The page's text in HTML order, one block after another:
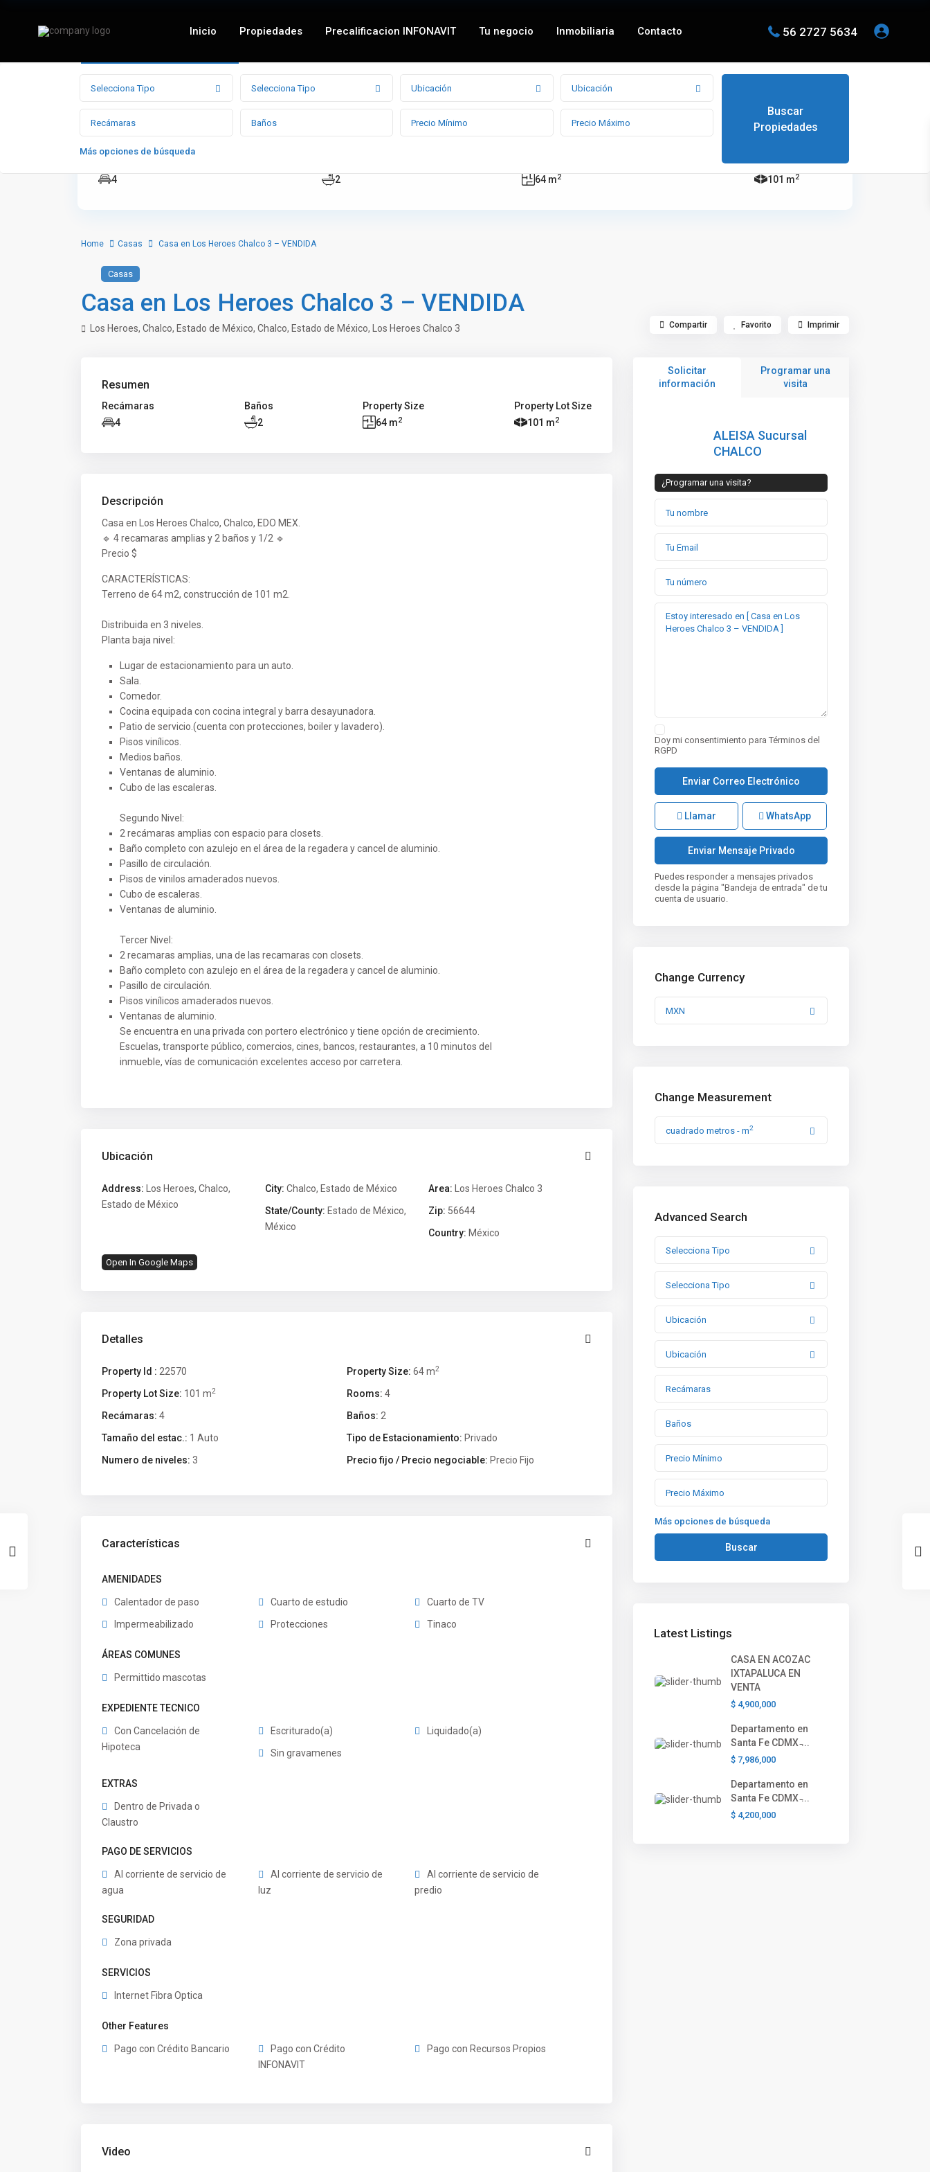
Inicio Propiedades Precalificacion INFONAVIT Tu negocio Inmobiliaria Contacto 56 2727 5634
Selecciona Tipo Selecciona Tipo Ubicación Ubicación
Más opciones de búsqueda
4
2
64 m2
Property Lot Size
101 m2
Home Casas Casa en Los Heroes Chalco 3 – VENDIDA
Casas
Casa en Los Heroes Chalco 3 – VENDIDA
Los Heroes, Chalco, Estado de México, Chalco, Estado de México, Los Heroes Chalco 3 Compartir Favorito Imprimir
Resumen
Recámaras
4
Baños
2
Property Size
64 m2
Property Lot Size
101 m2
Descripción
Casa en Los Heroes Chalco, Chalco, EDO MEX.
🔹 4 recamaras amplias y 2 baños y 1/2 🔹
Precio $
CARACTERÍSTICAS:
Terreno de 64 m2, construcción de 101 m2.
Distribuida en 3 niveles.
Planta baja nivel:
Lugar de estacionamiento para un auto.
Sala.
Comedor.
Cocina equipada con cocina integral y barra desayunadora.
Patio de servicio.(cuenta con protecciones, boiler y lavadero).
Pisos vinílicos.
Medios baños.
Ventanas de aluminio.
Cubo de las escaleras.
Segundo Nivel:
2 recámaras amplias con espacio para closets.
Baño completo con azulejo en el área de la regadera y cancel de aluminio.
Pasillo de circulación.
Pisos de vinilos amaderados nuevos.
Cubo de escaleras.
Ventanas de aluminio.
Tercer Nivel:
2 recamaras amplias, una de las recamaras con closets.
Baño completo con azulejo en el área de la regadera y cancel de aluminio.
Pasillo de circulación.
Pisos vinílicos amaderados nuevos.
Ventanas de aluminio.
Se encuentra en una privada con portero electrónico y tiene opción de crecimiento.
Escuelas, transporte público, comercios, cines, bancos, restaurantes, a 10 minutos del
inmueble, vías de comunicación excelentes acceso por carretera.
Ubicación
Address: Los Heroes, Chalco,
Estado de México
City: Chalco, Estado de México Area:
Los Heroes Chalco 3
State/County: Estado de México,
México
Zip: 56644
Country: México
Open In Google Maps
Detalles
Property Id : 22570 Property Size: 64 m2
Property Lot Size: 101 m2 Rooms: 4
Recámaras: 4 Baños: 2
Tamaño del estac.: 1 Auto Tipo de Estacionamiento: Privado
Numero de niveles: 3 Precio fijo / Precio negociable: Precio Fijo
Características
AMENIDADES
Calentador de paso Cuarto de estudio
Cuarto de TV
Impermeabilizado
Protecciones Tinaco
ÁREAS COMUNES
Permittido mascotas
EXPEDIENTE TECNICO
Con Cancelación de
Hipoteca
Escriturado(a)
Liquidado(a)
Sin gravamenes
EXTRAS
Dentro de Privada o
Claustro
PAGO DE SERVICIOS
Al corriente de servicio de
agua
Al corriente de servicio de
luz
Al corriente de servicio de
predio
SEGURIDAD
Zona privada
SERVICIOS
Internet Fibra Optica
Other Features
Pago con Crédito Bancario
Pago con Crédito
INFONAVIT
Pago con Recursos Propios
Video
Solicitar
información
Programar una
visita
ALEISA Sucursal
CHALCO
¿Programar una visita?
Doy mi consentimiento para Términos del
RGPD
Llamar WhatsApp
Puedes responder a mensajes privados
desde la página "Bandeja de entrada" de tu
cuenta de usuario.
Change Currency
MXN
Change Measurement
cuadrado metros - m2
Advanced Search
Selecciona Tipo
Selecciona Tipo
Ubicación
Ubicación
Más opciones de búsqueda
Buscar
Latest Listings
CASA EN ACOZAC
IXTAPALUCA EN
VENTA
$ 4,900,000
Departamento en
Santa Fe CDMX ̵...
$ 7,986,000
Departamento en
Santa Fe CDMX ̵...
$ 4,200,000